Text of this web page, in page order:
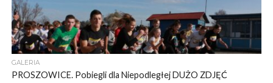
GALERIA
PROSZOWICE. Pobiegli dla Niepodległej DUŻO ZDJĘĆ